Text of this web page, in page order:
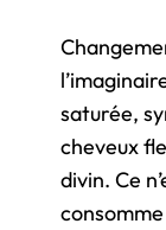
saturée,
cheveux
divin. Ce
consomme